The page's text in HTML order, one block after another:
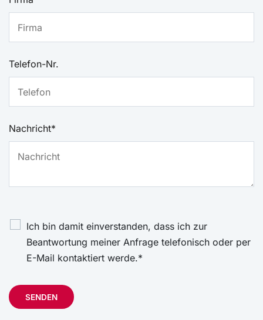
E-Mail-
Adresse*
Telefon-Nr.
Nachricht*
Ich bin damit einverstanden, dass ich zur
Beantwortung meiner Anfrage telefonisch oder per
E-Mail kontaktiert werde.*
SENDEN